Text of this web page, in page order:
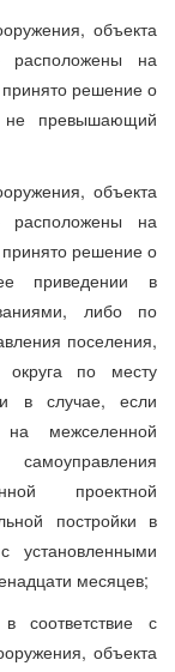
объекта
расположены на
решение о
не превышающий
объекта
расположены на
решение о
приведении в
либо по
поселения,
округа по месту
в случае, если
на межселенной
проектной
постройки в
установленными
месяцев;
соответствие с
объекта